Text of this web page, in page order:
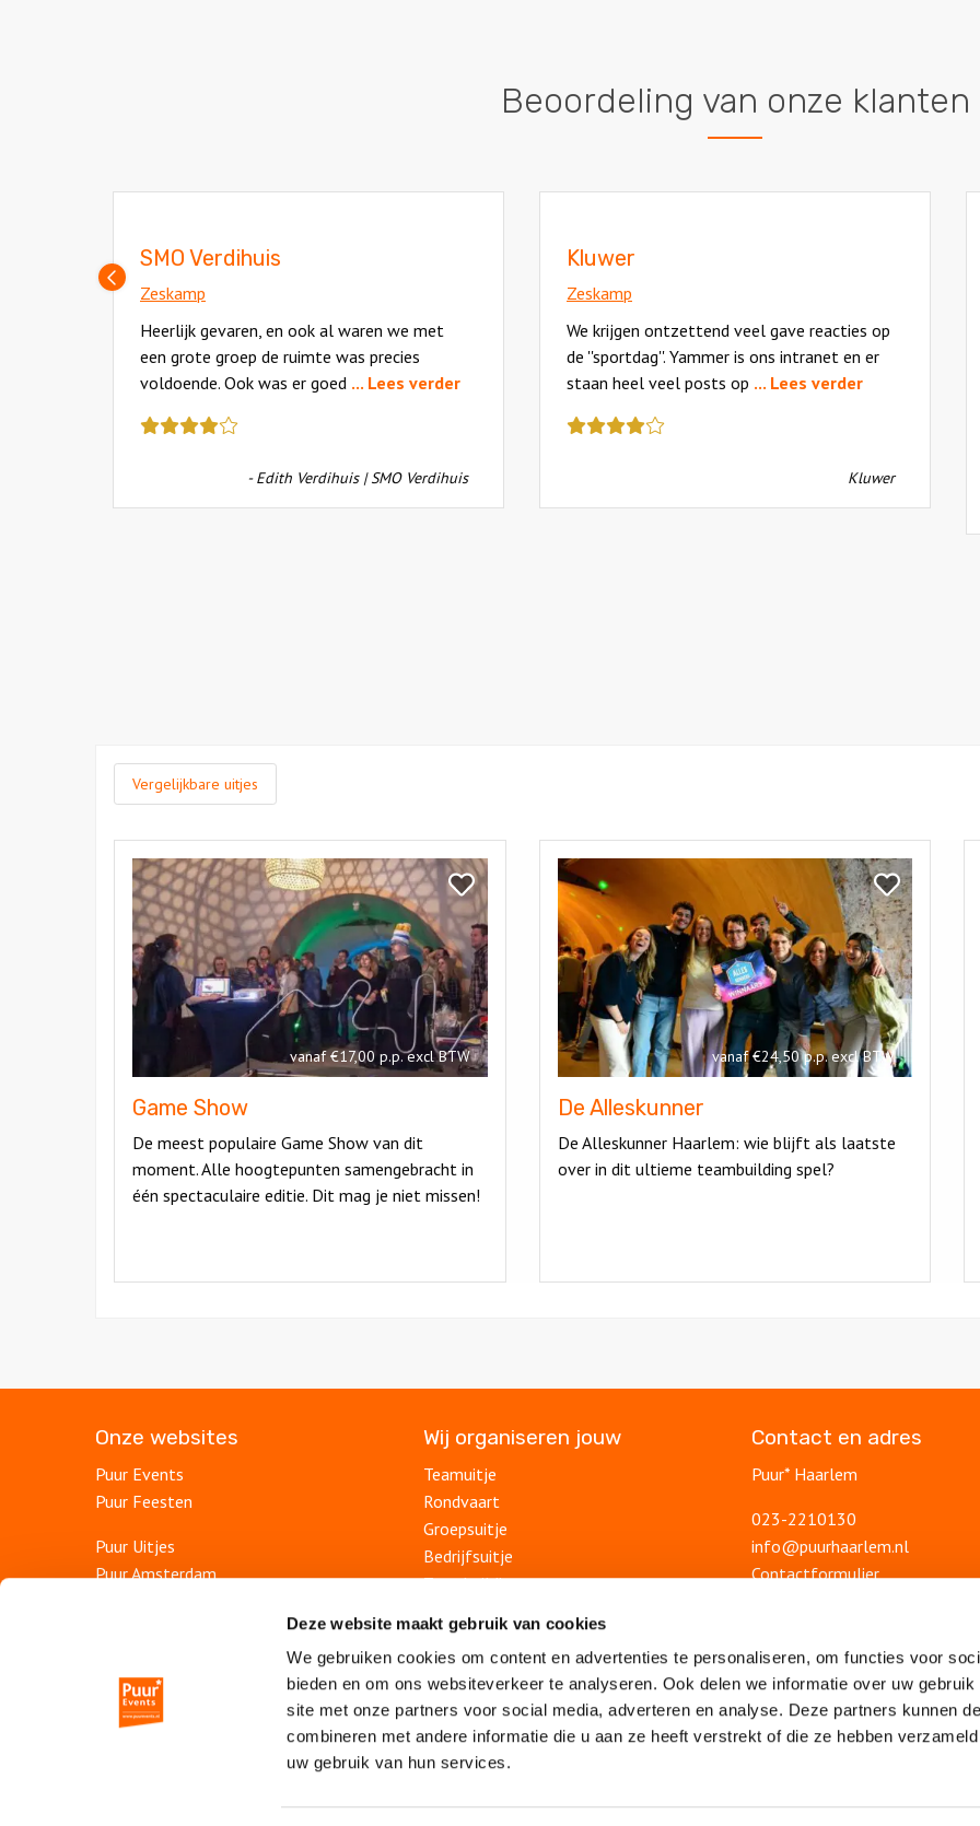
Deze website maakt gebruik van cookies
We gebruiken cookies om content en advertenties te personaliseren, om functies voor
bieden en om ons websiteverkeer te analyseren. Ook delen we informatie over uw gebruik
site met onze partners voor social media, adverteren en analyse. Deze partners kunnen
combineren met andere informatie die u aan ze heeft verstrekt of die ze hebben
uw gebruik van hun services.
Beoordeling van onze klanten
Vorige
slide
SMO Verdihuis
Zeskamp
Heerlijk gevaren, en ook al waren we met
een grote groep de ruimte was precies
voldoende. Ook was er goed ... Lees verder
review
cijfer
- Edith Verdihuis | SMO Verdihuis
Kluwer
Zeskamp
We krijgen ontzettend veel gave reacties op
de ''sportdag''. Yammer is ons intranet en er
staan heel veel posts op ... Lees verder
review
cijfer
Kluwer
Vergelijkbare uitjes
Bekijk
Game
Show
vanaf €17,00 p.p. excl BTW
Game Show
De meest populaire Game Show van dit
moment. Alle hoogtepunten samengebracht in
één spectaculaire editie. Dit mag je niet missen!
Bekijk
Game
Show
Bekijk
De
Alleskunner
vanaf €24,50 p.p. excl BTW
De Alleskunner
De Alleskunner Haarlem: wie blijft als laatste
over in dit ultieme teambuilding spel?
Bekijk
De
Alleskunner
Onze websites
Puur Events
Puur Feesten
Puur Uitjes
Puur Amsterdam
Escape Room Mysterium
Vergaderruimte De Grote Werf
Vergaderlocatie Rotterdam View
Wij organiseren jouw
Teamuitje
Rondvaart
Groepsuitje
Bedrijfsuitje
Teambuilding
Personeelsuitje
Bedrijfsfeest
Personeelsfeest
Jubileumfeest
Contact en adres
Puur* Haarlem
023-2210130
info@puurhaarlem.nl
Contactformulier
Ontdek Haarlem
Veelgestelde vragen
Algemene voorwaarden
Privacy statement